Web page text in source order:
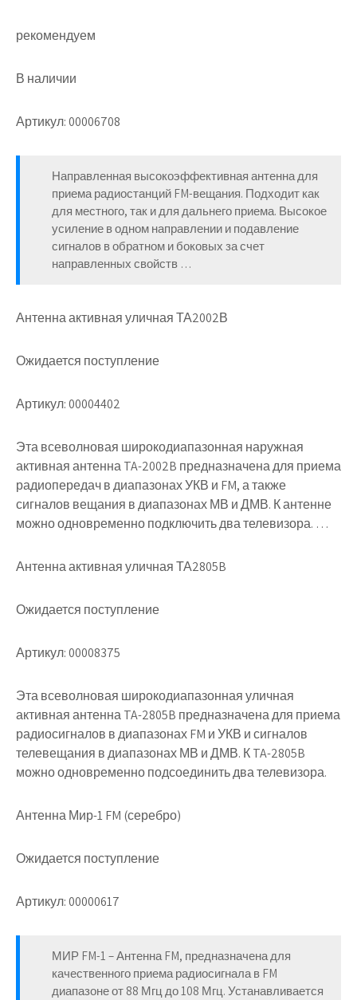
рекомендуем
В наличии
Артикул: 00006708
Направленная высокоэффективная антенна для
приема радиостанций FM-вещания. Подходит как
для местного, так и для дальнего приема. Высокое
усиление в одном направлении и подавление
сигналов в обратном и боковых за счет
направленных свойств …
Антенна активная уличная ТА2002В
Ожидается поступление
Артикул: 00004402
Эта всеволновая широкодиапазонная наружная
активная антенна TA-2002B предназначена для приема
радиопередач в диапазонах УКВ и FM, а также
сигналов вещания в диапазонах МВ и ДМВ. К антенне
можно одновременно подключить два телевизора. …
Антенна активная уличная ТА2805B
Ожидается поступление
Артикул: 00008375
Эта всеволновая широкодиапазонная уличная
активная антенна TA-2805B предназначена для приема
радиосигналов в диапазонах FM и УКВ и сигналов
телевещания в диапазонах МВ и ДМВ. К TA-2805B
можно одновременно подсоединить два телевизора.
Антенна Мир-1 FM (серебро)
Ожидается поступление
Артикул: 00000617
МИР FM-1 – Антенна FM, предназначена для
качественного приема радиосигнала в FM
диапазоне от 88 Мгц до 108 Мгц. Устанавливается